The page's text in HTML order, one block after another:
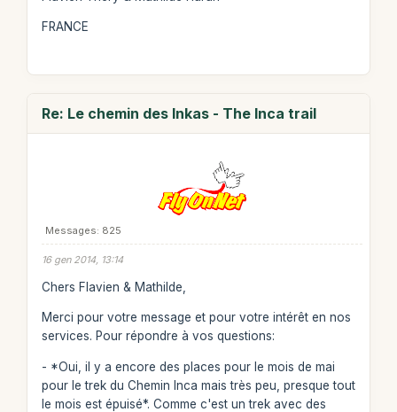
FRANCE
Re: Le chemin des Inkas - The Inca trail
Messages: 825
16 gen 2014, 13:14
Chers Flavien & Mathilde,
Merci pour votre message et pour votre intérêt en nos
services. Pour répondre à vos questions:
- *Oui, il y a encore des places pour le mois de mai
pour le trek du Chemin Inca mais très peu, presque tout
le mois est épuisé*. Comme c'est un trek avec des